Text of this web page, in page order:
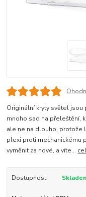
Originální kryty světel jsou
mnoho sad na přeleštění,
ale ne na dlouho, protože
plexi proti mechanickému
vyměnit za nové, a víte...
Dostupnost